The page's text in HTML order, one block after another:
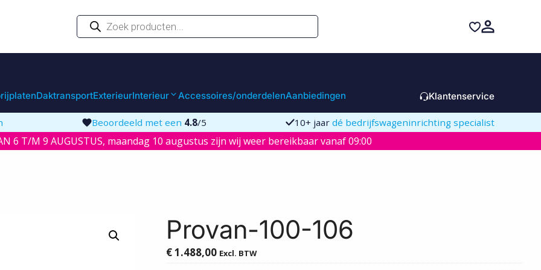
Producten
zoeken
DaktransportExterieurInterieur Accessoires/onderdelenAanbiedingen Klantenservice
Beoordeeld met een 4.8/5 10+ jaar dé bedrijfswageninrichting specialist
6 T/M 9 AUGUSTUS, maandag 10 augustus zijn wij weer bereikbaar vanaf 09:00
Provan-100-106
€1.488,00 Excl. BTW